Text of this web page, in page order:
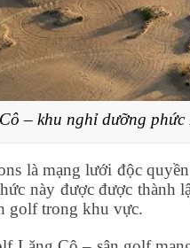
– khu nghỉ dưỡng
là mạng lưới độc
này được được thành
golf trong khu vực.